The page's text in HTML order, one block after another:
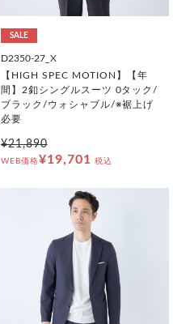
SALE
D2350-27_X
【HIGH SPEC MOTION】【年
間】2釦シングルスーツ 0タック/
ブラック/ウォシャブル/※裾上げ
必要
¥21,890
WEB価格¥19,701 税込